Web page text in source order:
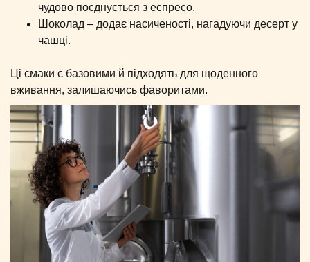
чудово поєднується з еспресо.
Шоколад – додає насиченості, нагадуючи десерт у
чашці.
Ці смаки є базовими й підходять для щоденного
вживання, залишаючись фаворитами.